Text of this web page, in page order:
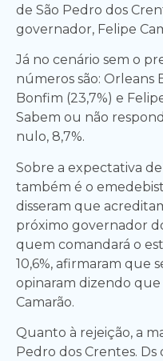
de São Pedro dos
governador, Felipe
Já no cenário sem o
números são: Orleans
Bonfim (23,7%) e
Sabem ou não
nulo, 8,7%.
Sobre a expectativa
também é o
disseram que
próximo governador
quem comandará o
10,6%, afirmaram que
opinaram dizendo
Camarão.
Quanto à rejeição, a
Pedro dos Crentes. Ds